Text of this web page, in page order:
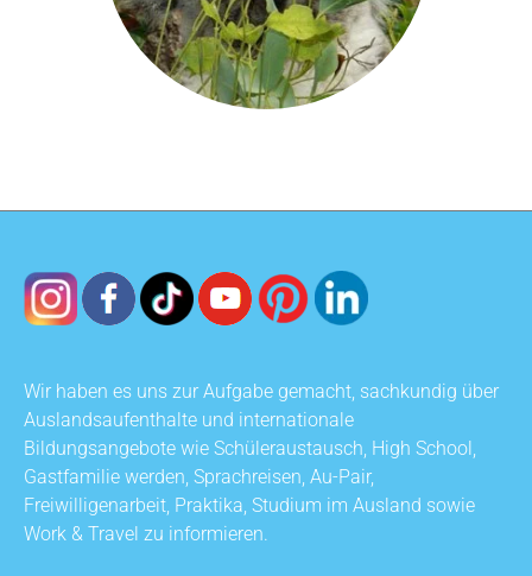
Wir haben es uns zur Aufgabe gemacht, sachkundig über
Auslandsaufenthalte und internationale
Bildungsangebote wie Schüleraustausch, High School,
Gastfamilie werden, Sprachreisen, Au-Pair,
Freiwilligenarbeit, Praktika, Studium im Ausland sowie
Work & Travel zu informieren.